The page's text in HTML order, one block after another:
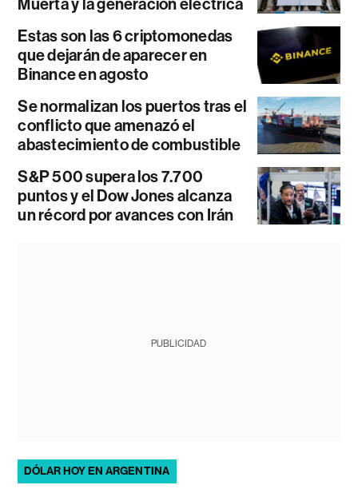
Muerta y la generación eléctrica
Estas son las 6 criptomonedas
que dejarán de aparecer en
Binance en agosto
Se normalizan los puertos tras el
conflicto que amenazó el
abastecimiento de combustible
S&P 500 supera los 7.700
puntos y el Dow Jones alcanza
un récord por avances con Irán
PUBLICIDAD
DÓLAR HOY EN ARGENTINA